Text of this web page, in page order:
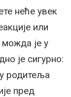
неће увек
или
можда је у
је сигурно:
родитеља
пред